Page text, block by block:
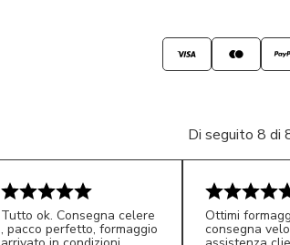
Di seguito 8 di
Tutto ok. Consegna celere
, pacco perfetto, formaggio
Ottimi
consegna